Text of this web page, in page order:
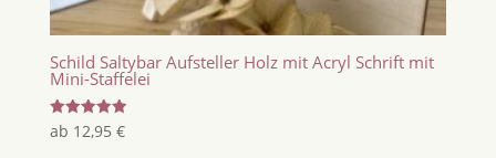
Schild Saltybar Aufsteller Holz mit Acryl Schrift mit
Mini-Staffelei
Bewertet
mit
ab 12,95 €